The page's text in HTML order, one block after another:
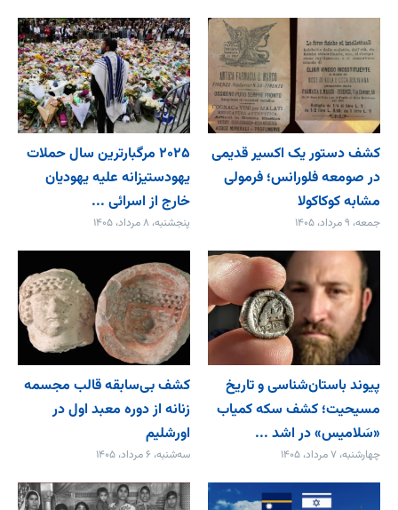
کشف دستور یک اکسیر قدیمی
در صومعه فلورانس؛ فرمولی
مشابه کوکاکولا
جمعه، ۹ مرداد، ۱۴۰۵
۲۰۲۵ مرگبارترین سال حملات
یهودستیزانه علیه یهودیان
خارج از اسرائی ...
پنجشنبه، ۸ مرداد، ۱۴۰۵
پیوند باستان‌شناسی و تاریخ
مسیحیت؛ کشف سکه کمیاب
«سَلامیس» در اشد ...
چهارشنبه، ۷ مرداد، ۱۴۰۵
کشف بی‌سابقه قالب مجسمه
زنانه از دوره معبد اول در
اورشلیم
سه‌شنبه، ۶ مرداد، ۱۴۰۵